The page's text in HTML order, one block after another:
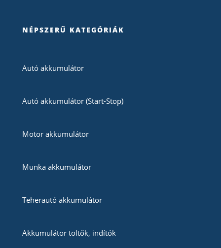
NÉPSZERŰ KATEGÓRIÁK
Autó akkumulátor
Autó akkumulátor (Start-Stop)
Motor akkumulátor
Munka akkumulátor
Teherautó akkumulátor
Akkumulátor töltők, indítók